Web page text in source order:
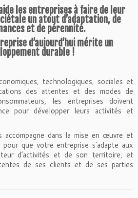
aide les entreprises à faire de leur
un atout d’adaptation, de
et de pérennité.
d’aujourd’hui mérite un
durable !
technologiques, sociales et
des attentes et des modes de
les entreprises doivent
pour développer leurs activités et
accompagne dans la mise en œuvre et
que votre entreprise s’adapte aux
d’activités et de son territoire, et
de ses clients et de ses parties